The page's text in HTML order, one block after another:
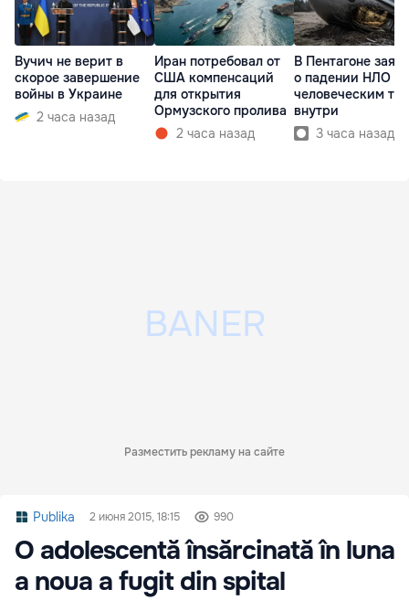
Вучич не верит в
скорое завершение
войны в Украине
2 часа назад
Иран потребовал от
США компенсаций
для открытия
Ормузского пролива
2 часа назад
В Пентагоне
о падении НЛО с
человеческим
внутри
3 часа назад
Разместить рекламу на сайте
Publika 2 июня 2015, 18:15 990
O adolescentă însărcinată în luna
a noua a fugit din spital